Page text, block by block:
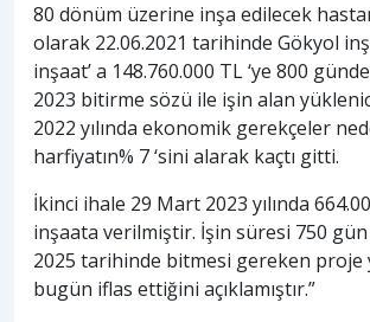
80 dönüm üzerine inşa edilecek
olarak 22.06.2021 tarihinde Gökyol
inşaat’ a 148.760.000 TL ‘ye 800
2023 bitirme sözü ile işin alan
2022 yılında ekonomik gerekçeler
harfiyatın% 7 ‘sini alarak kaçtı gitti.
İkinci ihale 29 Mart 2023 yılında
inşaata verilmiştir. İşin süresi 750 gün
2025 tarihinde bitmesi gereken proje
bugün iflas ettiğini açıklamıştır.”